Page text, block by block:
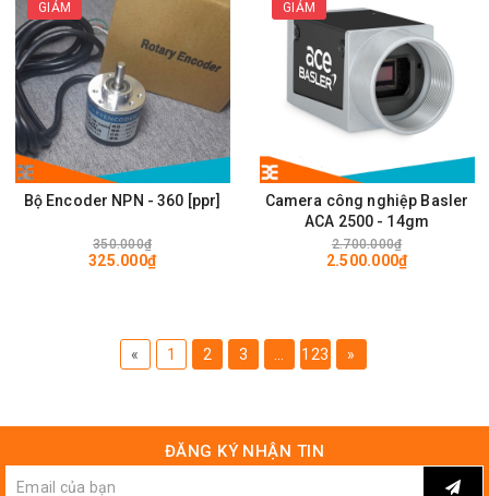
GIẢM
Bộ Encoder NPN - 360 [ppr]
350.000₫
325.000₫
GIẢM
Camera công nghiệp Basler
ACA 2500 - 14gm
2.700.000₫
2.500.000₫
« 1 2 3 123 »
ĐĂNG KÝ NHẬN TIN